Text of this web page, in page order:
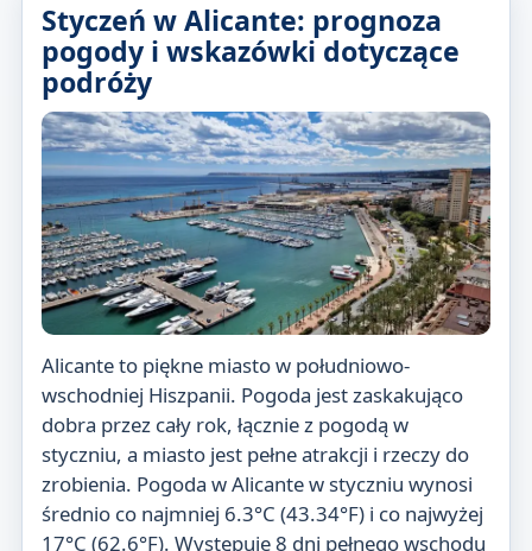
Styczeń w Alicante: prognoza
pogody i wskazówki dotyczące
podróży
Alicante to piękne miasto w południowo-
wschodniej Hiszpanii. Pogoda jest zaskakująco
dobra przez cały rok, łącznie z pogodą w
styczniu, a miasto jest pełne atrakcji i rzeczy do
zrobienia. Pogoda w Alicante w styczniu wynosi
średnio co najmniej 6.3°C (43.34°F) i co najwyżej
17°C (62.6°F). Występuje 8 dni pełnego wschodu